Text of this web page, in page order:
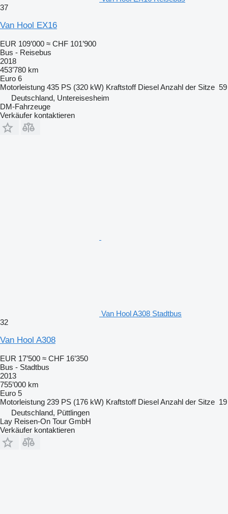
37
Van Hool EX16
EUR 109’000 ≈ CHF 101’900
Bus - Reisebus
2018
453’780 km
Euro 6
Motorleistung 435 PS (320 kW) Kraftstoff DieselAnzahl der Sitze 59
Deutschland, Untereisesheim
DM-Fahrzeuge
Verkäufer kontaktieren
Van Hool A308 Stadtbus
32
Van Hool A308
EUR 17’500 ≈ CHF 16’350
Bus - Stadtbus
2013
755’000 km
Euro 5
Motorleistung 239 PS (176 kW) Kraftstoff DieselAnzahl der Sitze 19
Deutschland, Püttlingen
Lay Reisen-On Tour GmbH
Verkäufer kontaktieren